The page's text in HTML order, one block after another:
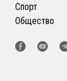
Спорт
Общество